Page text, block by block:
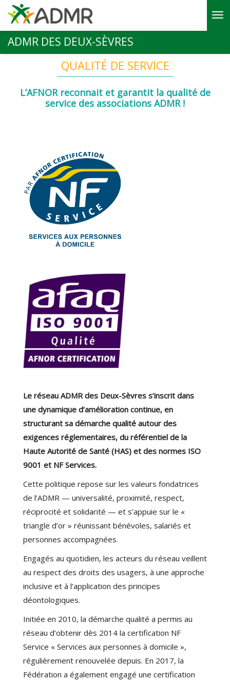
Aller au contenu principal
ADMR DES DEUX-SÈVRES
QUALITÉ DE SERVICE
L’AFNOR reconnait et garantit la qualité de
service des associations ADMR !
Le réseau ADMR des Deux-Sèvres s’inscrit dans
une dynamique d’amélioration continue, en
structurant sa démarche qualité autour des
exigences réglementaires, du référentiel de la
Haute Autorité de Santé (HAS) et des normes ISO
9001 et NF Services.
Cette politique repose sur les valeurs fondatrices
de l’ADMR — universalité, proximité, respect,
réciprocité et solidarité — et s’appuie sur le «
triangle d’or » réunissant bénévoles, salariés et
personnes accompagnées.
Engagés au quotidien, les acteurs du réseau veillent
au respect des droits des usagers, à une approche
inclusive et à l’application des principes
déontologiques.
Initiée en 2010, la démarche qualité a permis au
réseau d’obtenir dès 2014 la certification NF
Service « Services aux personnes à domicile »,
régulièrement renouvelée depuis. En 2017, la
Fédération a également engagé une certification